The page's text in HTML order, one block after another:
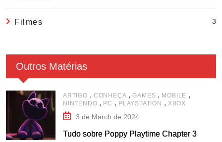
Filmes 3
Outros Matérias
ARTIGO , CONHEÇA ,GAMES , MOBILE ,
NINTENDO , PC , PLAYSTATION , XBOX
3 de March de 2024
Tudo sobre Poppy Playtime Chapter 3